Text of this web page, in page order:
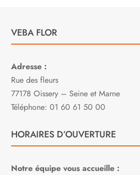
VEBA FLOR
Adresse :
Rue des fleurs
77178 Oissery – Seine et Marne
Téléphone: 01 60 61 50 00
HORAIRES D’OUVERTURE
Notre équipe vous accueille :